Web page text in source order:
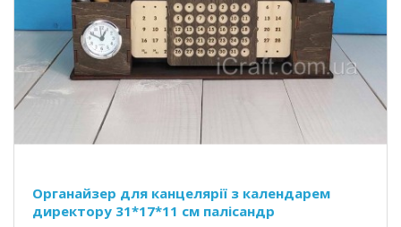
Органайзер для канцелярії з календарем
директору 31*17*11 см палісандр